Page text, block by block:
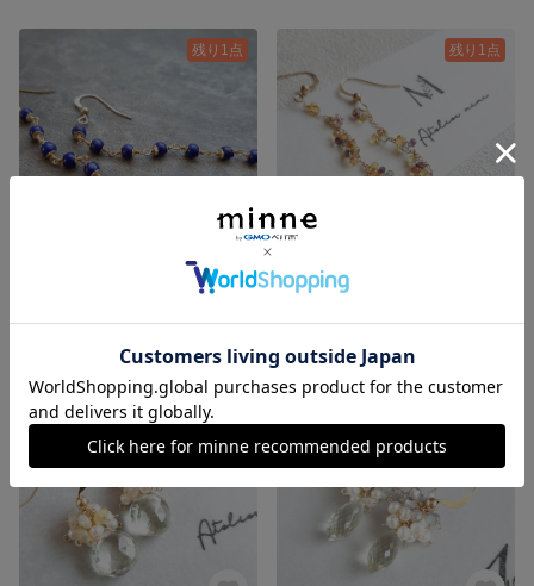
残り1点
decorations-ラピスラズリ-[14kgf]
残り1点
残り1点